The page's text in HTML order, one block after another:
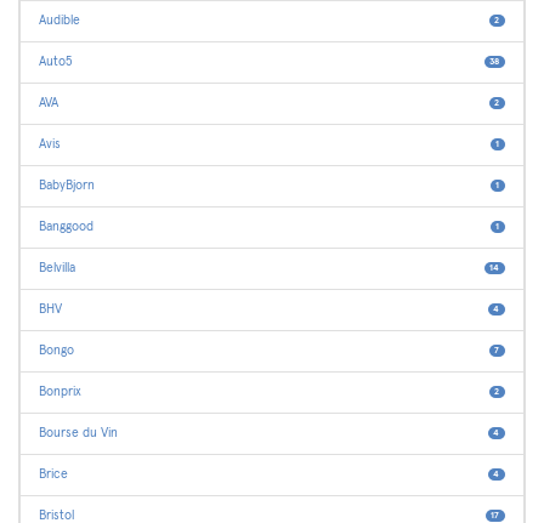
Audible 2
Auto5 38
AVA 2
Avis 1
BabyBjorn 1
Banggood 1
Belvilla 14
BHV 4
Bongo 7
Bonprix 2
Bourse du Vin 4
Brice 4
Bristol 17